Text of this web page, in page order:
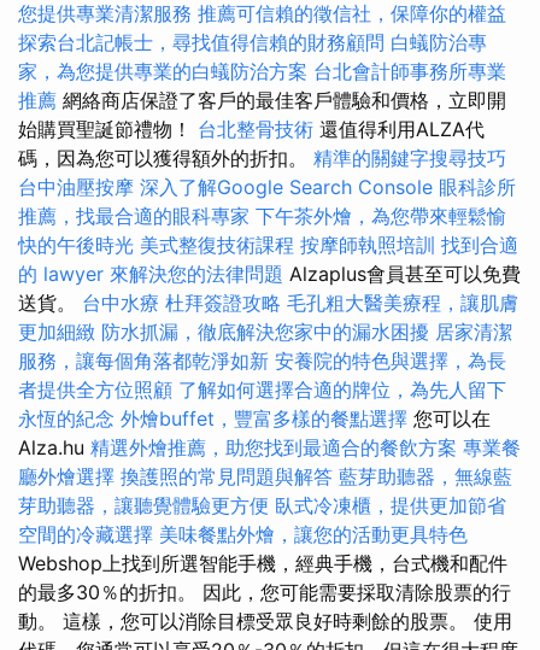
您提供專業清潔服務 推薦可信賴的徵信社，保障你的權益
探索台北記帳士，尋找值得信賴的財務顧問 白蟻防治專
家，為您提供專業的白蟻防治方案 台北會計師事務所專業
推薦 網絡商店保證了客戶的最佳客戶體驗和價格，立即開
始購買聖誕節禮物！ 台北整骨技術 還值得利用ALZA代
碼，因為您可以獲得額外的折扣。 精準的關鍵字搜尋技巧
台中油壓按摩 深入了解Google Search Console 眼科診所
推薦，找最合適的眼科專家 下午茶外燴，為您帶來輕鬆愉
快的午後時光 美式整復技術課程 按摩師執照培訓 找到合適
的 lawyer 來解決您的法律問題 Alzaplus會員甚至可以免費
送貨。 台中水療 杜拜簽證攻略 毛孔粗大醫美療程，讓肌膚
更加細緻 防水抓漏，徹底解決您家中的漏水困擾 居家清潔
服務，讓每個角落都乾淨如新 安養院的特色與選擇，為長
者提供全方位照顧 了解如何選擇合適的牌位，為先人留下
永恆的紀念 外燴buffet，豐富多樣的餐點選擇 您可以在
Alza.hu 精選外燴推薦，助您找到最適合的餐飲方案 專業餐
廳外燴選擇 換護照的常見問題與解答 藍芽助聽器，無線藍
芽助聽器，讓聽覺體驗更方便 臥式冷凍櫃，提供更加節省
空間的冷藏選擇 美味餐點外燴，讓您的活動更具特色
Webshop上找到所選智能手機，經典手機，台式機和配件
的最多30％的折扣。 因此，您可能需要採取清除股票的行
動。 這樣，您可以消除目標受眾良好時剩餘的股票。 使用